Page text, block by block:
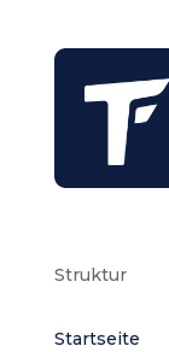
Struktur
Startseite